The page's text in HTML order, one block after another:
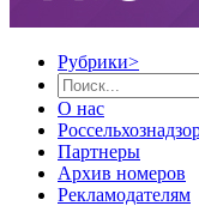
Рубрики>
О нас
Партнеры
Архив номеров
Рекламодателям